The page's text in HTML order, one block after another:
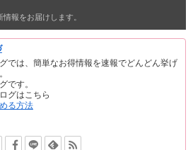
情報をお届けします。
では、簡単なお得情報を速報でどんどん挙げ
です。
グはこちら
る方法